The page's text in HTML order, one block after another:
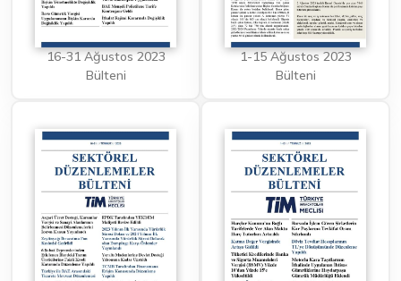
16-31 Ağustos 2023
Bülteni
1-15 Ağustos 2023
Bülteni